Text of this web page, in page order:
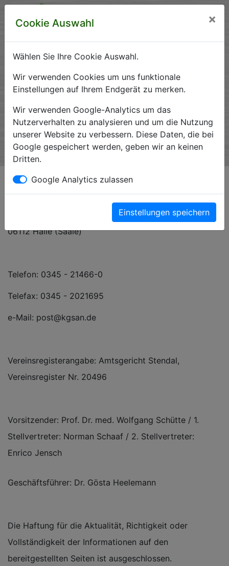
Krankenhausverzeichnis
Sachsen-Anhalt
Ein Service der Krankenhausgesellschaft Sachsen-Anhalt
e.V.
Impressum*
06112 Halle (Saale)
Telefon: 0345 - 21466-0
Telefax: 0345 - 2021695
e-Mail: post@kgsan.de
Vereinsregisterangabe: Amtsgericht Stendal,
Vereinsregister Nr. 20496
Vorsitzender: Prof. Dr. med. Wolfgang Schütte / 1.
Stellvertreter: Norman Schaaf / 2. Stellvertreter:
Enrico Jensch
Geschäftsführer: Dr. Gösta Heelemann
Die Haftung für die Aktualität, Richtigkeit oder
Vollständigkeit der Informationen auf den
bereitgestellten Seiten ist ausgeschlossen.
Cookie Auswahl ×
Wählen Sie Ihre Cookie Auswahl.
Wir verwenden Cookies um uns funktionale
Einstellungen auf Ihrem Endgerät zu merken.
Wir verwenden Google-Analytics um das
Nutzerverhalten zu analysieren und um die Nutzung
unserer Website zu verbessern. Diese Daten, die bei
Google gespeichert werden, geben wir an keinen
Dritten.
Google Analytics zulassen
Einstellungen speichern